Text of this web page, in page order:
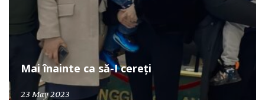
Mai înainte ca să-I cereți
23 May 2023